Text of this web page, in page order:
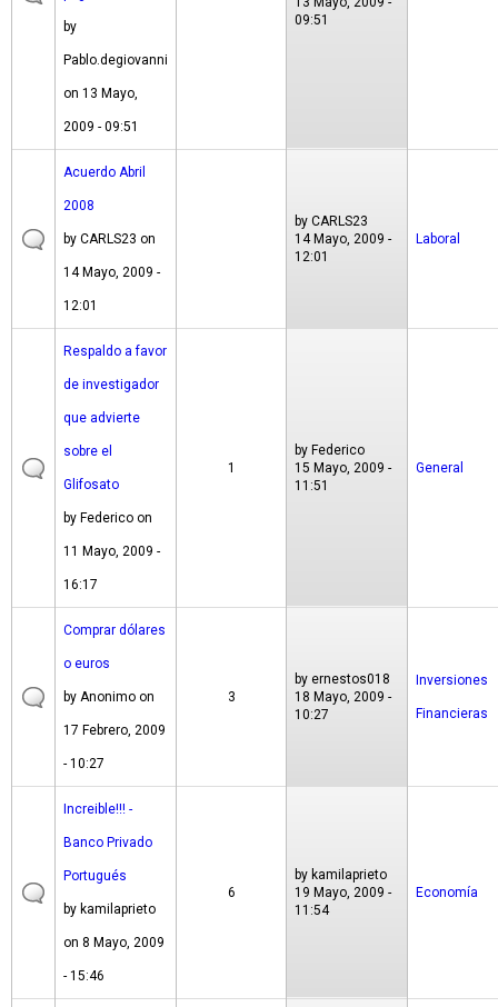
by
Pablo.degiovanni
on 13 Mayo,
2009 - 09:51
09:51
Acuerdo Abril
2008
by CARLS23 on
14 Mayo, 2009 -
12:01
by CARLS23
14 Mayo, 2009 -
12:01
Laboral
Respaldo a favor
de investigador
que advierte
sobre el
Glifosato
by Federico on
11 Mayo, 2009 -
16:17
1
by Federico
15 Mayo, 2009 -
11:51
General
Comprar dólares
o euros
by Anonimo on
17 Febrero, 2009
- 10:27
3
by ernestos018
18 Mayo, 2009 -
10:27
Inversiones
Financieras
Increible!!! -
Banco Privado
Portugués
by kamilaprieto
on 8 Mayo, 2009
- 15:46
6
by kamilaprieto
19 Mayo, 2009 -
11:54
Economía